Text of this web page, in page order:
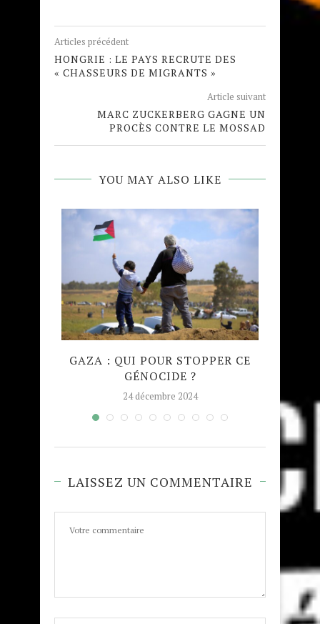
Articles précédent
HONGRIE : LE PAYS RECRUTE DES
« CHASSEURS DE MIGRANTS »
Article suivant
MARC ZUCKERBERG GAGNE UN
PROCÈS CONTRE LE MOSSAD
YOU MAY ALSO LIKE
GAZA : QUI POUR STOPPER CE
GÉNOCIDE ?
24 décembre 2024
LAISSEZ UN COMMENTAIRE